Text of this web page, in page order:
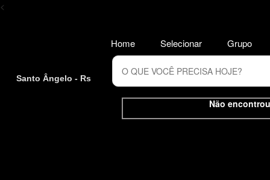
<
Santo Ângelo - Rs
Não
Home Selecionar Grupo